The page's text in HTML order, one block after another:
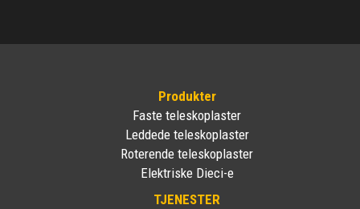
Produkter
Faste teleskoplaster
Leddede teleskoplaster
Roterende teleskoplaster
Elektriske Dieci-e
TJENESTER